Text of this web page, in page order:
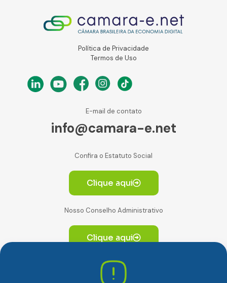
Política de Privacidade
Termos de Uso
E-mail de contato
info@camara-e.net
Confira o Estatuto Social
Clique aqui
Nosso Conselho Administrativo
Clique aqui
Av. Paulista, 2064. Conjunto 14, (Edifício Paulista) -